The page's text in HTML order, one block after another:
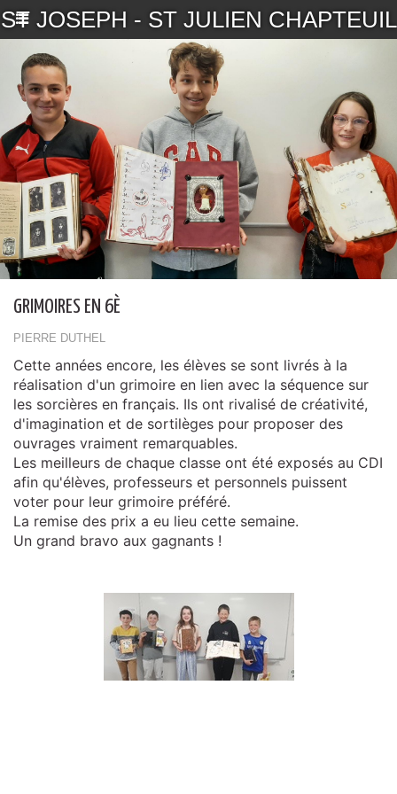
ST JOSEPH - ST JULIEN CHAPTEUIL
GRIMOIRES EN 6È
PIERRE DUTHEL
Cette années encore, les élèves se sont livrés à la
réalisation d'un grimoire en lien avec la séquence sur
les sorcières en français. Ils ont rivalisé de créativité,
d'imagination et de sortilèges pour proposer des
ouvrages vraiment remarquables.
Les meilleurs de chaque classe ont été exposés au CDI
afin qu'élèves, professeurs et personnels puissent
voter pour leur grimoire préféré.
La remise des prix a eu lieu cette semaine.
Un grand bravo aux gagnants !